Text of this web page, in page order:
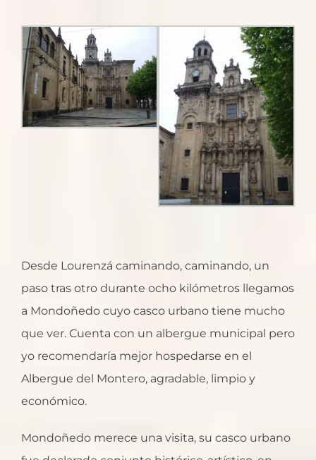
Desde Lourenzá caminando, caminando, un
paso tras otro durante ocho kilómetros llegamos
a Mondoñedo cuyo casco urbano tiene mucho
que ver. Cuenta con un albergue municipal pero
yo recomendaría mejor hospedarse en el
Albergue del Montero, agradable, limpio y
económico.
Mondoñedo merece una visita, su casco urbano